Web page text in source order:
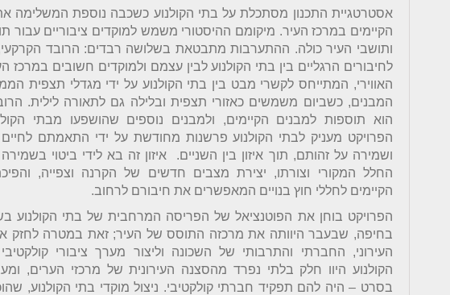
אסטרטגיית התכנון מסתכלת על בתי הקולנוע כשכבה נוספת המשלימה
הקיימים במרכז העיר. מיקומם ההיסטורי משמש למוקדים ציבוריים עבור
ותושבי העיר כולה. ההתערבות מתבטאת בשלושה רבדים: הרובד
לחיבורים הרגליים בין בתי הקולנוע לבין עצמם ולמוקדים חשובים במרכז
האווירי, המתייחס לקשרי מבט בין בתי הקולנוע על ידי מגדלי תצפית
המבנים, כשביום משמשים כאזורי תצפית ובלילה גם לתאורה לילית.
הוא תוספות למבנים הקיימים, ולמבנים נוספים שהושפעו מבתי
הפרויקט מעניק לבתי הקולנוע פרשנות מחודשת על ידי התאמתם לחיים
ושמירה על זהותם, תוך איזון בין השניים. איזון זה בא לידי ביטוי
החלל המקורי וצורתו, יצירת מצבים חדשים של הקרנה וצפייה,
הקיימים לחללי חוץ בנויים המאפשרים את חיבורם לרחוב.
הפרויקט בוחן את הפוטנציאל של הפריסה המרחבית של בתי הקולנוע
בחיפה, שבעבר היוותה את מרכזה התוסס של העיר; זאת במטרה לחזק
העירוני, החברתי והתרבותי של השכונה וליצור מערך ציבורי
הקולנוע היוו חלק בלתי נפרד מהסצנה העירונית של מרכזי הערים,
בסרט – היה להם תפקיד חברתי קולקטיבי. ניצול מוקדי בתי הקולנוע,